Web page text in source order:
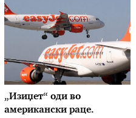
„Изиџет“ оди во
американски раце.